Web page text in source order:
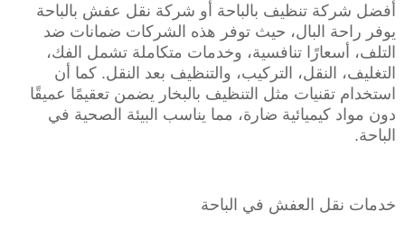
أفضل شركة تنظيف بالباحة أو شركة نقل عفش بالباحة
يوفر راحة البال، حيث توفر هذه الشركات ضمانات ضد
التلف، أسعارًا تنافسية، وخدمات متكاملة تشمل الفك،
التغليف، النقل، التركيب، والتنظيف بعد النقل. كما أن
استخدام تقنيات مثل التنظيف بالبخار يضمن تعقيمًا عميقًا
دون مواد كيميائية ضارة، مما يناسب البيئة الصحية في
الباحة.
خدمات نقل العفش في الباحة